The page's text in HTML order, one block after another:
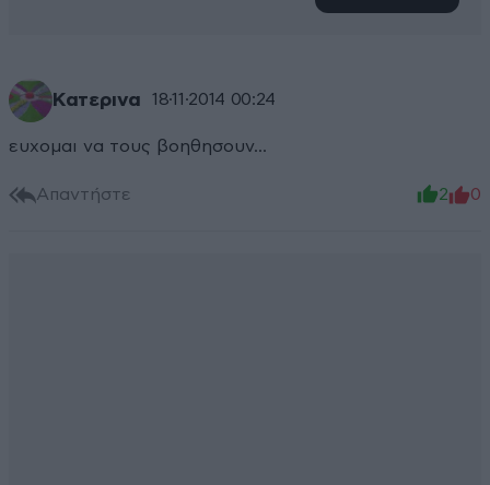
Κατερινα 18·11·2014 00:24
ευχομαι να τους βοηθησουν...
Απαντήστε 2 0